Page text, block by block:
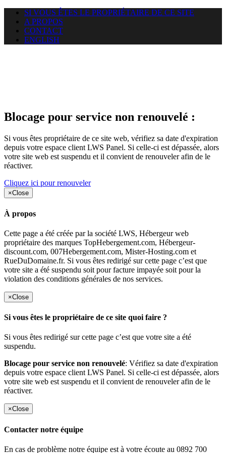
SI VOUS ÊTES LE PROPRIÉTAIRE DE CE SITE
A PROPOS
CONTACT
ENGLISH
Blocage pour service non renouvelé :
Si vous êtes propriétaire de ce site web, vérifiez sa date d'expiration
depuis votre espace client LWS Panel. Si celle-ci est dépassée, alors
votre site web est suspendu et il convient de renouveler afin de le
réactiver.
Cliquez ici pour renouveler
×Close
À propos
Cette page a été créée par la société LWS, Hébergeur web
propriétaire des marques TopHebergement.com, Hébergeur-
discount.com, 007Hebergement.com, Mister-Hosting.com et
RueDuDomaine.fr. Si vous êtes redirigé sur cette page c’est que
votre site a été suspendu soit pour facture impayée soit pour la
violation des conditions générales de nos services.
×Close
Si vous êtes le propriétaire de ce site quoi faire ?
Si vous êtes redirigé sur cette page c’est que votre site a été
suspendu.
Blocage pour service non renouvelé: Vérifiez sa date d'expiration
depuis votre espace client LWS Panel. Si celle-ci est dépassée, alors
votre site web est suspendu et il convient de renouveler afin de le
réactiver.
×Close
Contacter notre équipe
En cas de problème notre équipe est à votre écoute au 0892 700